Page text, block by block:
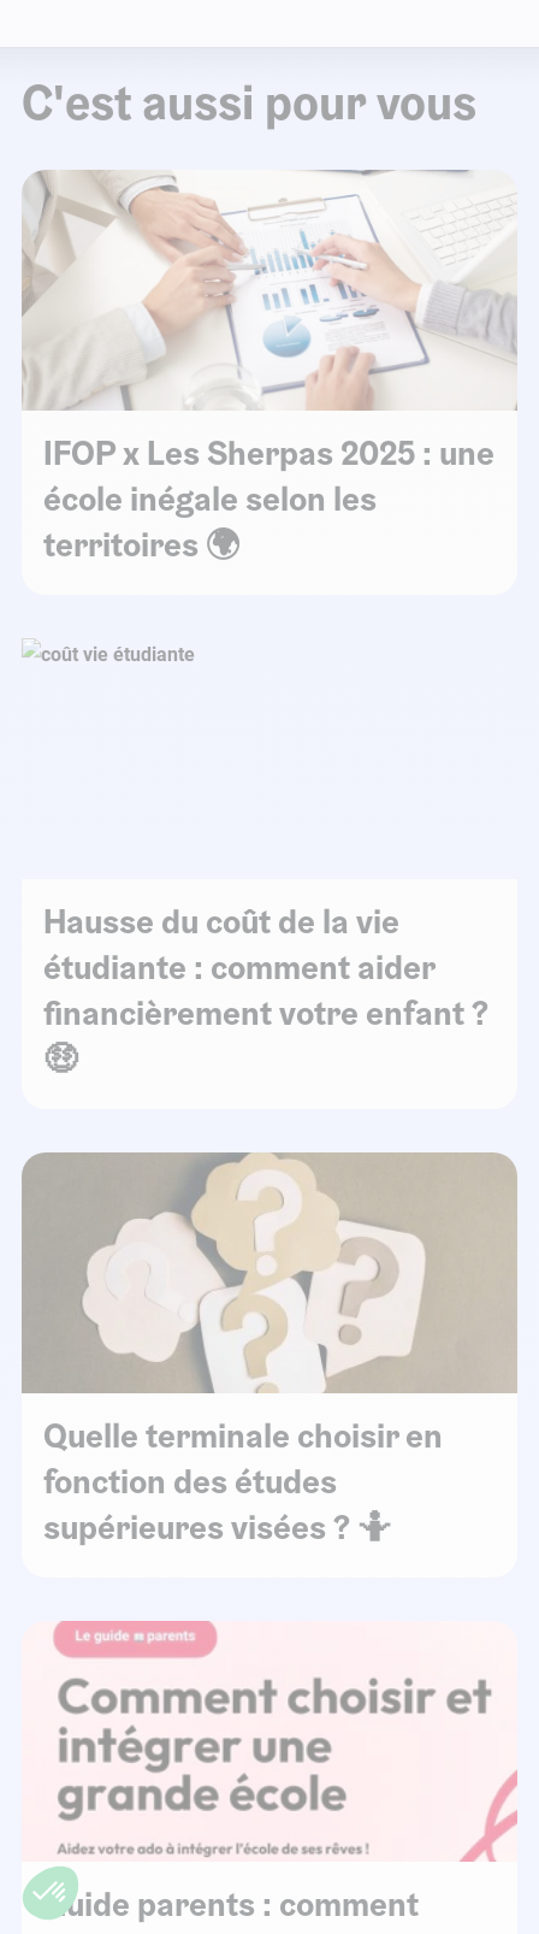
C'est aussi pour vous
IFOP x Les Sherpas 2025 : une
école inégale selon les
territoires 🌍
Hausse du coût de la vie
étudiante : comment aider
financièrement votre enfant ?
🤑
Quelle terminale choisir en
fonction des études
supérieures visées ? 🤷
Guide parents : comment